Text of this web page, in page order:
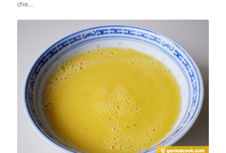
che…